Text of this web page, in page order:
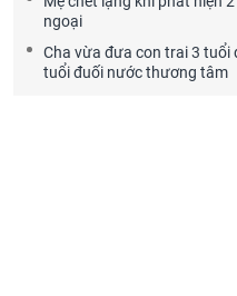
ngoại
Cha vừa đưa con trai 3 tuổi
tuổi đuối nước thương tâm